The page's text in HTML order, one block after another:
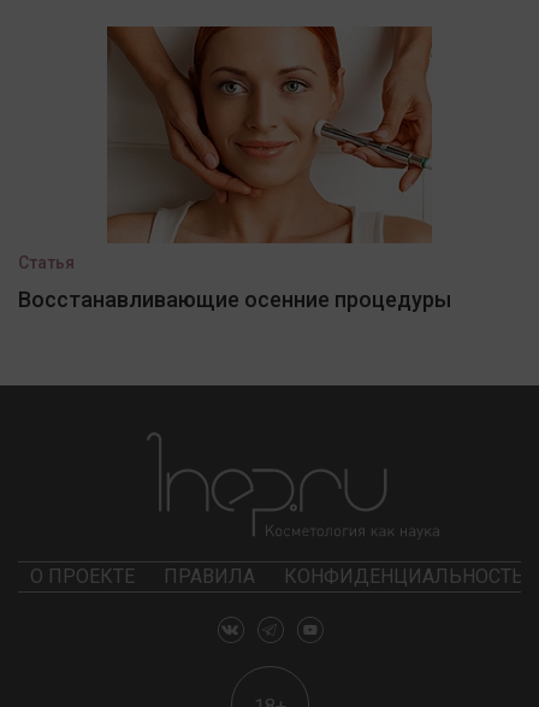
Статья
Восстанавливающие осенние процедуры
О ПРОЕКТЕ ПРАВИЛА КОНФИДЕНЦИАЛЬНОСТЬ